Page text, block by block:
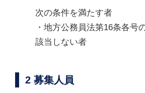
次の条件を満たす者
・地方公務員法第16条各号
該当しない者
2 募集人員